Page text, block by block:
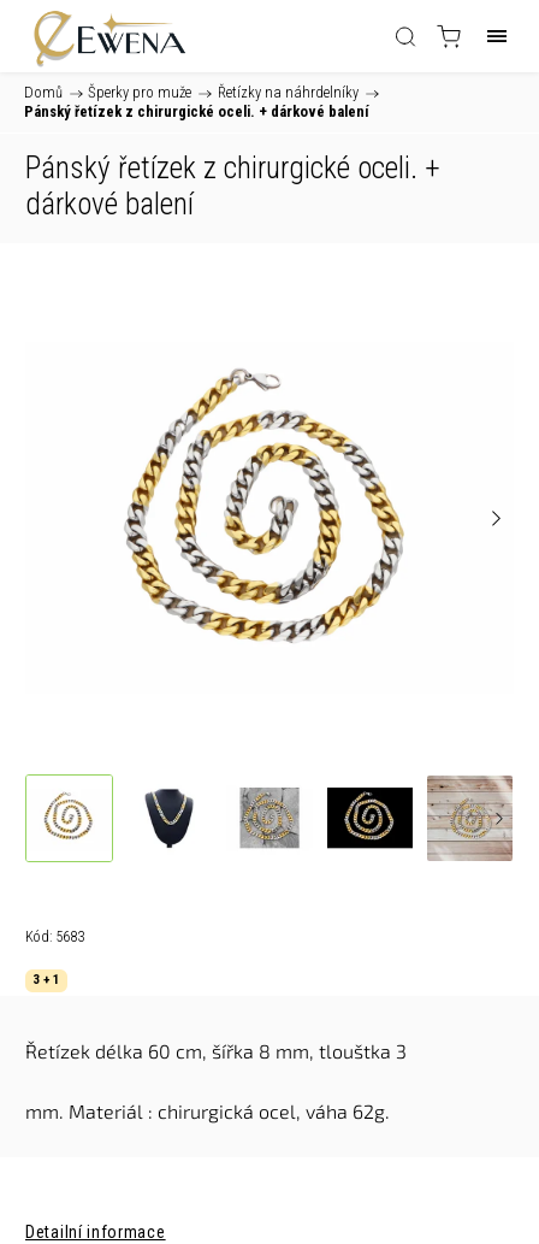
Domů / Šperky pro muže / Řetízky na náhrdelníky /
Pánský řetízek z chirurgické oceli. + dárkové balení
Pánský řetízek z chirurgické oceli. +
dárkové balení
Kód: 5683
3 + 1
Řetízek délka 60 cm, šířka 8 mm, tlouštka 3
mm. Materiál : chirurgická ocel, váha 62g.
Detailní informace